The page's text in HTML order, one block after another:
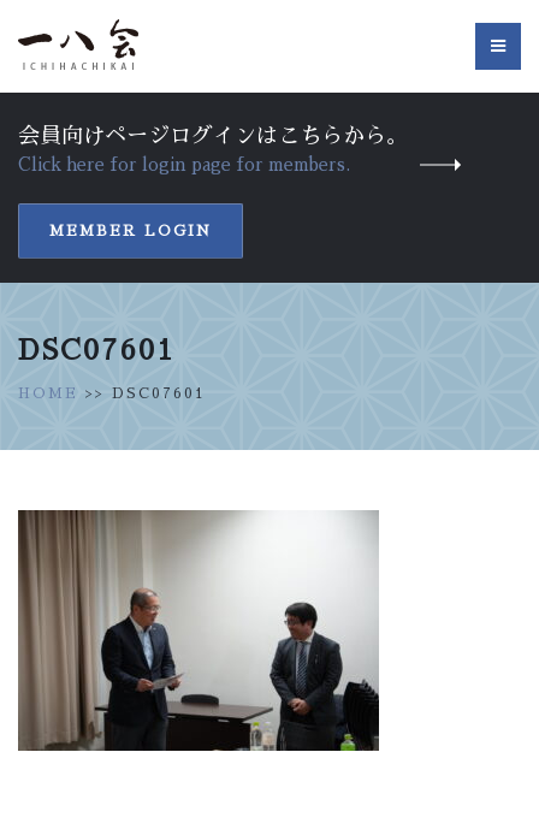
会員向けページログインはこちらから。
Click here for login page for members.
MEMBER LOGIN
DSC07601
HOME >> DSC07601